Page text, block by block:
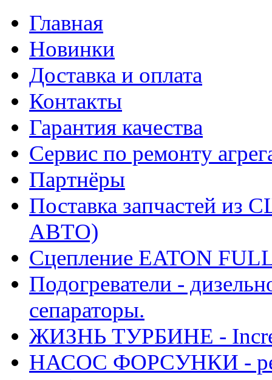
Главная
Новинки
Доставка и оплата
Контакты
Гарантия качества
Сервис по ремонту
Партнёры
Поставка запчастей
АВТО)
Сцепление EATON
Подогреватели -
сепараторы.
ЖИЗНЬ ТУРБИНЕ -
НАСОС ФОРСУНКИ -